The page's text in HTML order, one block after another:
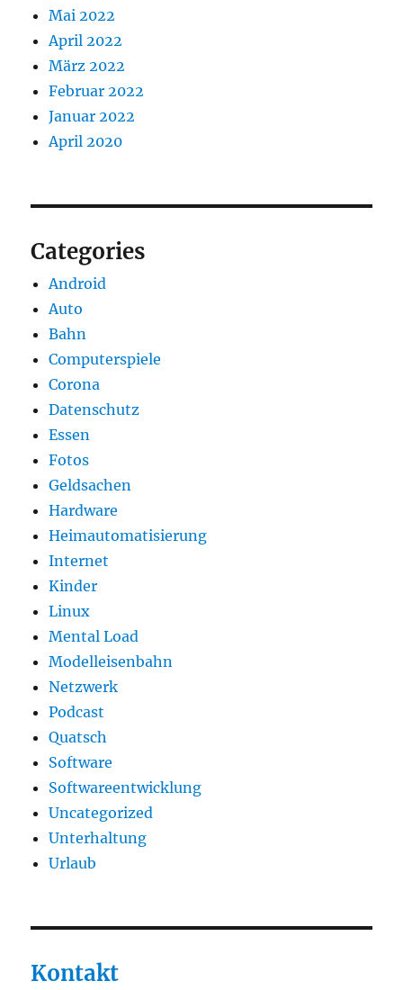
Mai 2022
April 2022
März 2022
Februar 2022
Januar 2022
April 2020
Categories
Android
Auto
Bahn
Computerspiele
Corona
Datenschutz
Essen
Fotos
Geldsachen
Hardware
Heimautomatisierung
Internet
Kinder
Linux
Mental Load
Modelleisenbahn
Netzwerk
Podcast
Quatsch
Software
Softwareentwicklung
Uncategorized
Unterhaltung
Urlaub
Kontakt